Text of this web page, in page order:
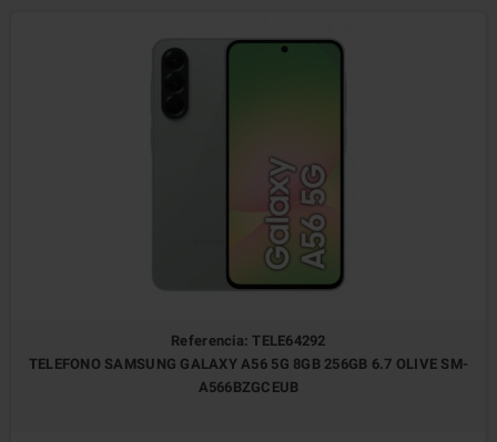
Referencia: TELE64292
TELEFONO SAMSUNG GALAXY A56 5G 8GB 256GB 6.7 OLIVE SM-
A566BZGCEUB